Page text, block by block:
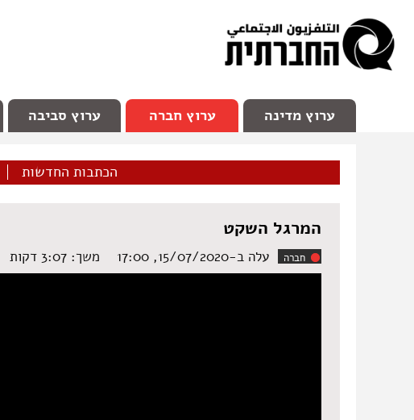
ערוץ מדינה ערוץ חברה ערוץ סביבה
הכתבות החדשות
המרגל‌ ‌השקט‌
חברה עלה ב-15/07/2020, 17:00 משך: ‏3:07 דקות